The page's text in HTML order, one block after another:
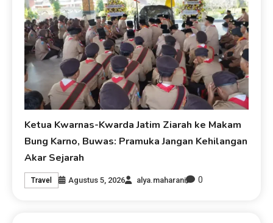
Ketua Kwarnas-Kwarda Jatim Ziarah ke Makam
Bung Karno, Buwas: Pramuka Jangan Kehilangan
Akar Sejarah
Travel Agustus 5, 2026 alya.maharani 0